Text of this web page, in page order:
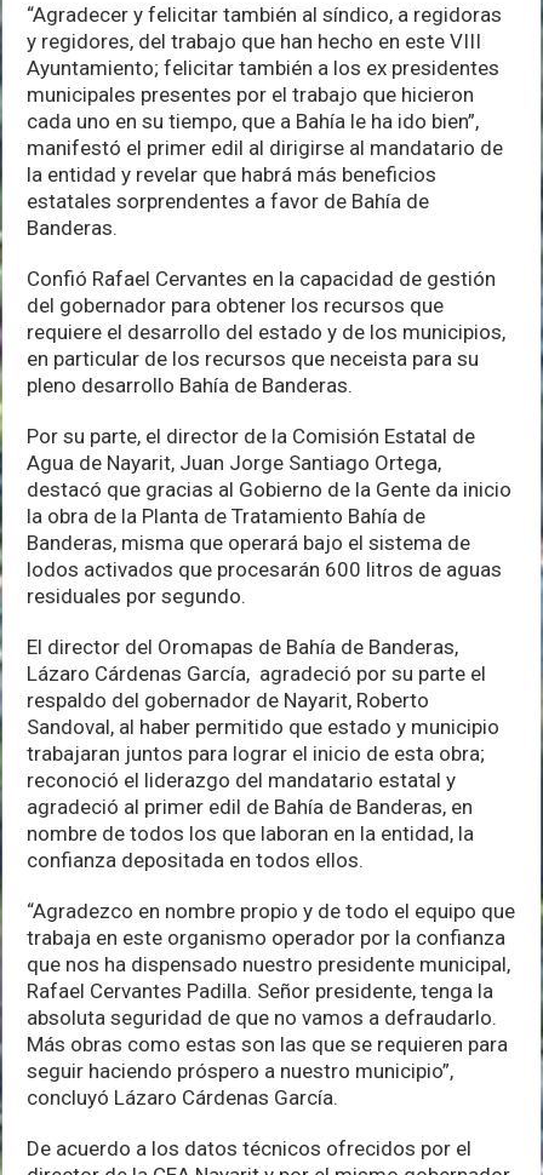
“Agradecer y felicitar también al síndico, a regidoras
y regidores, del trabajo que han hecho en este VIII
Ayuntamiento; felicitar también a los ex presidentes
municipales presentes por el trabajo que hicieron
cada uno en su tiempo, que a Bahía le ha ido bien”,
manifestó el primer edil al dirigirse al mandatario de
la entidad y revelar que habrá más beneficios
estatales sorprendentes a favor de Bahía de
Banderas.
Confió Rafael Cervantes en la capacidad de gestión
del gobernador para obtener los recursos que
requiere el desarrollo del estado y de los municipios,
en particular de los recursos que neceista para su
pleno desarrollo Bahía de Banderas.
Por su parte, el director de la Comisión Estatal de
Agua de Nayarit, Juan Jorge Santiago Ortega,
destacó que gracias al Gobierno de la Gente da inicio
la obra de la Planta de Tratamiento Bahía de
Banderas, misma que operará bajo el sistema de
lodos activados que procesarán 600 litros de aguas
residuales por segundo.
El director del Oromapas de Bahía de Banderas,
Lázaro Cárdenas García, agradeció por su parte el
respaldo del gobernador de Nayarit, Roberto
Sandoval, al haber permitido que estado y municipio
trabajaran juntos para lograr el inicio de esta obra;
reconoció el liderazgo del mandatario estatal y
agradeció al primer edil de Bahía de Banderas, en
nombre de todos los que laboran en la entidad, la
confianza depositada en todos ellos.
“Agradezco en nombre propio y de todo el equipo que
trabaja en este organismo operador por la confianza
que nos ha dispensado nuestro presidente municipal,
Rafael Cervantes Padilla. Señor presidente, tenga la
absoluta seguridad de que no vamos a defraudarlo.
Más obras como estas son las que se requieren para
seguir haciendo próspero a nuestro municipio”,
concluyó Lázaro Cárdenas García.
De acuerdo a los datos técnicos ofrecidos por el